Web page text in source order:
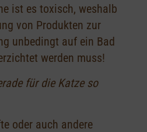
ist es toxisch, weshalb
von Produkten zur
unbedingt auf ein Bad
werden muss!
für die Katze so
oder auch andere